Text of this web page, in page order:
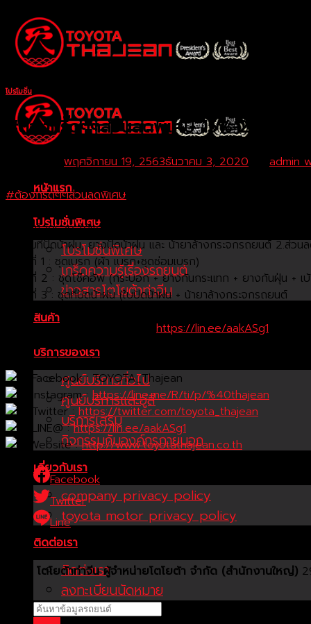
content
หน้าแรก
โปรโมชั่นพิเศษ
โปรโมชั่นพิเศษ
เกร็ดความรู้เรื่องรถยนต์
ข่าวสารโตโยต้าท่าจีน
สินค้า
บริการของเรา
ศูนย์บริการทั่วไป
ศูนย์บริการและอู่สี
บริการเสริม
กิจกรรมกับองค์กรภายนอก
เกี่ยวกับเรา
company privacy policy
toyota motor privacy policy
ติดต่อเรา
ติดต่อเรา
ลงทะเบียนนัดหมาย
โปรโมชั่น
#ต้องกรี๊ดๆๆส่วนลดพิเศษ 15%-20%
พฤศจิกายน 19, 2563ธันวาคม 3, 2020
admin
#ต้องกรี๊ดๆๆส่วนลดพิเศษ
– กลุ่มผ้า เบรกและโช๊คอัพ
– กลุ่มไส้กรอง ได้แก่ไส้กรองแอร์ ไส้กรองอากาศ และไส้ก รองเชื้อเ
– กลุ่มที่ปัดน้าฝน, ยางปัดน้าฝน และ น้ายาล้างกระจกรถยนต์ 2.ส่ว
– ชุดที่ 1 : ชุดเบรก (ผ้า เบรก+ชุดซ่อมเบรก)
– ชุดที่ 2 : ชุดโช๊คอัพ (กระบอก + ยางกันกระแทก + ยางกันฝุ่น + เ
– ชุดที่ 3 : ชุดที่ปัดน้าฝน (ใบปัดน้าฝน + น้ายาล้างกระจกรถยนต์
เงื่อนไขการเข้ารับบริการติดต่อโทร. 02-4822888
ติดต่อสอบถามเพิ่มเติม คลิ๊ก >>> https://lin.ee/aakASg1
—————————————-
โตโยต้าท่าจีน เพิ่มช่องทางติดตามข่าวสารจาก TOYOTA ท่าจีน
Facebook : TOYOTA_Thajean
Instagram : https://line.me/R/ti/p/%40thajean
Twitter :https://twitter.com/toyota_thajean
LINE@ :https://lin.ee/aakASg1
Website :http://www.toyotathajean.co.th
Facebook
Twitter
Line
บริษัท โตโยต้าท่าจีน ผู้จำหน่ายโตโยต้า จำกัด (สำนักงานใหญ่)